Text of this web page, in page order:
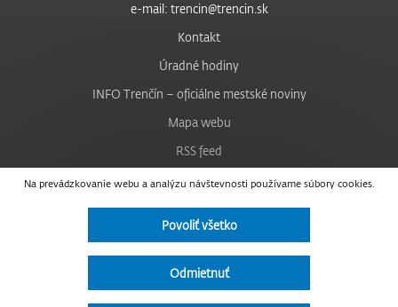
Na prevádzkovanie webu a analýzu návštevnosti používame súbory cookies.
Povoliť všetko
Odmietnuť
e-mail: trencin@trencin.sk
Kontakt
Úradné hodiny
INFO Trenčín – oficiálne mestské noviny
Mapa webu
RSS feed
Nastavenie cookies
Facebook
Instagram
Vyhlásenie o prístupnosti